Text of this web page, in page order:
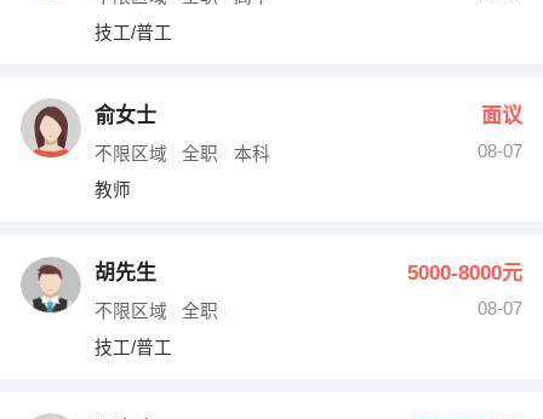
编辑
其他职位
技工/普工
俞女士 面议
不限区域 全职 本科
08-07
教师
胡先生 5000-8000元
不限区域 全职
08-07
技工/普工